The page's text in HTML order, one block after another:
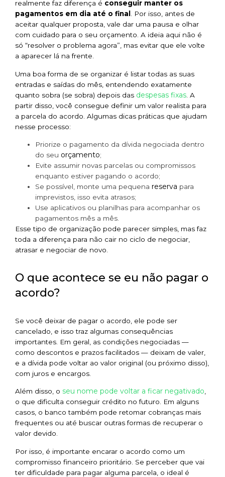
realmente faz diferença é conseguir manter os
pagamentos em dia até o final
. Por isso, antes de
aceitar qualquer proposta, vale dar uma pausa e olhar
com cuidado para o seu orçamento. A ideia aqui não é
só “resolver o problema agora”, mas evitar que ele volte
a aparecer lá na frente.
Uma boa forma de se organizar é listar todas as suas
entradas e saídas do mês, entendendo exatamente
quanto sobra (se sobra) depois das despesas fixas . A
partir disso, você consegue definir um valor realista para
a parcela do acordo. Algumas dicas práticas que ajudam
nesse processo:
Priorize o pagamento da dívida negociada dentro
do seu orçamento;
Evite assumir novas parcelas ou compromissos
enquanto estiver pagando o acordo;
Se possível, monte uma pequena reserva para
imprevistos, isso evita atrasos;
Use aplicativos ou planilhas para acompanhar os
pagamentos mês a mês.
Esse tipo de organização pode parecer simples, mas faz
toda a diferença para não cair no ciclo de negociar,
atrasar e negociar de novo.
O que acontece se eu não pagar o
acordo?
Se você deixar de pagar o acordo, ele pode ser
cancelado, e isso traz algumas consequências
importantes. Em geral, as condições negociadas —
como descontos e prazos facilitados — deixam de valer,
e a dívida pode voltar ao valor original (ou próximo disso),
com juros e encargos.
Além disso, o seu nome pode voltar a ficar negativado,
o que dificulta conseguir crédito no futuro. Em alguns
casos, o banco também pode retomar cobranças mais
frequentes ou até buscar outras formas de recuperar o
valor devido.
Por isso, é importante encarar o acordo como um
compromisso financeiro prioritário. Se perceber que vai
ter dificuldade para pagar alguma parcela, o ideal é